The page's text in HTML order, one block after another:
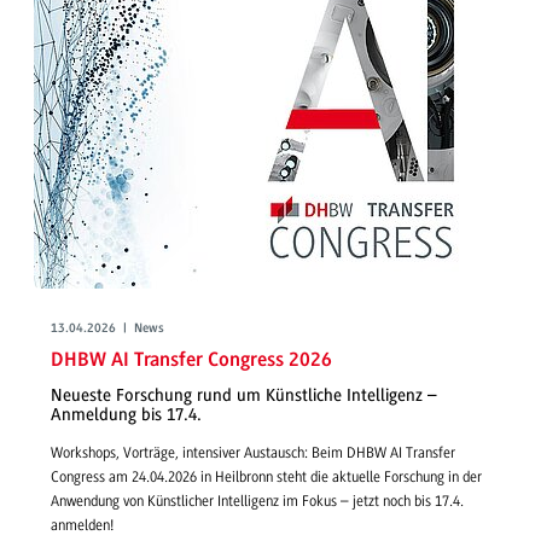
13.04.2026 | News
DHBW AI Transfer Congress 2026
Neueste Forschung rund um Künstliche Intelligenz –
Anmeldung bis 17.4.
Workshops, Vorträge, intensiver Austausch: Beim DHBW AI Transfer
Congress am 24.04.2026 in Heilbronn steht die aktuelle Forschung in der
Anwendung von Künstlicher Intelligenz im Fokus – jetzt noch bis 17.4.
anmelden!